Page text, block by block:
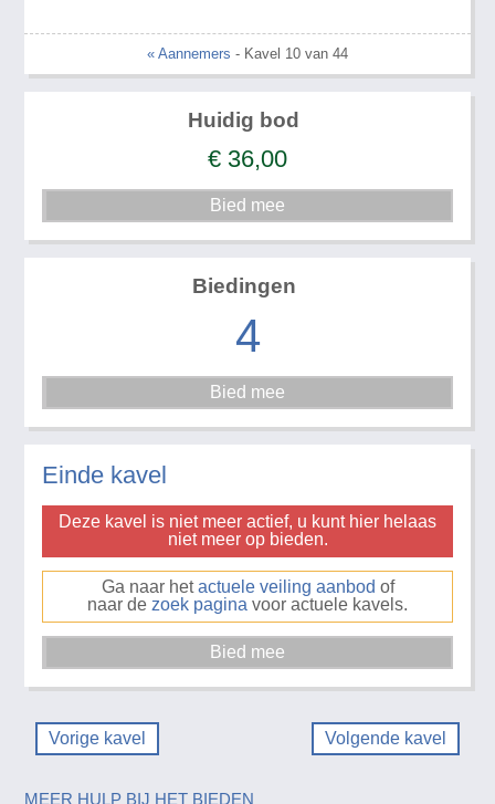
« Aannemers - Kavel 10 van 44
Huidig bod
€ 36,00
Biedingen
4
Einde kavel
Deze kavel is niet meer actief, u kunt hier helaas
niet meer op bieden.
Ga naar hetactuele veiling aanbod of
naar de zoek pagina voor actuele kavels.
Vorige kavel Volgende kavel
MEER HULP BIJ HET BIEDEN